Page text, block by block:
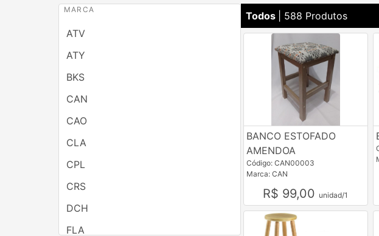
MARCA
ATV
ATY
BKS
CAN
CAO
CLA
CPL
CRS
DCH
FLA
Todos | 588 Produtos
BANCO ESTOFADO
AMENDOA
Código: CAN00003
Marca: CAN
R$ 99,00 unidad/1